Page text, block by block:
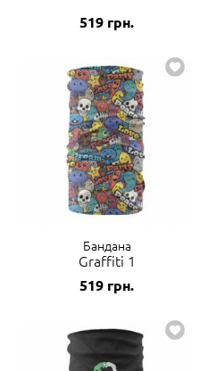
519 грн.
Бандана
Graffiti 1
519 грн.